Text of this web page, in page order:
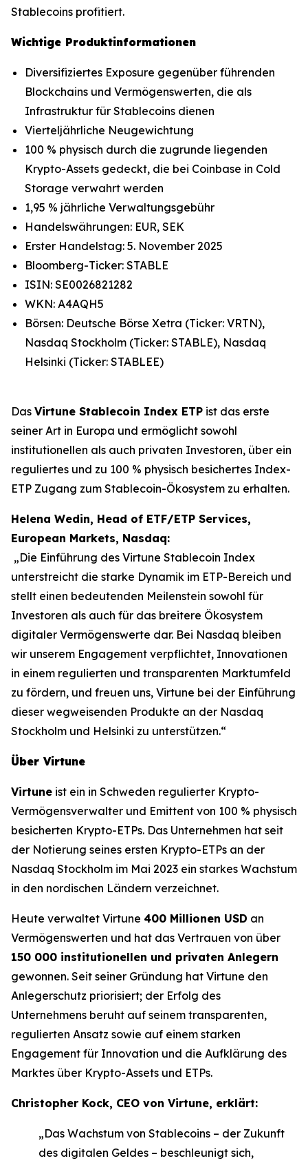
Stablecoins profitiert.
Wichtige Produktinformationen
Diversifiziertes Exposure gegenüber führenden
Blockchains und Vermögenswerten, die als
Infrastruktur für Stablecoins dienen
Vierteljährliche Neugewichtung
100 % physisch durch die zugrunde liegenden
Krypto-Assets gedeckt, die bei Coinbase in Cold
Storage verwahrt werden
1,95 % jährliche Verwaltungsgebühr
Handelswährungen: EUR, SEK
Erster Handelstag: 5. November 2025
Bloomberg-Ticker: STABLE
ISIN: SE0026821282
WKN: A4AQH5
Börsen: Deutsche Börse Xetra (Ticker: VRTN),
Nasdaq Stockholm (Ticker: STABLE), Nasdaq
Helsinki (Ticker: STABLEE)
Das Virtune Stablecoin Index ETP ist das erste
seiner Art in Europa und ermöglicht sowohl
institutionellen als auch privaten Investoren, über ein
reguliertes und zu 100 % physisch besichertes Index-
ETP Zugang zum Stablecoin-Ökosystem zu erhalten.
Helena Wedin, Head of ETF/ETP Services,
European Markets, Nasdaq:
„Die Einführung des Virtune Stablecoin Index
unterstreicht die starke Dynamik im ETP-Bereich und
stellt einen bedeutenden Meilenstein sowohl für
Investoren als auch für das breitere Ökosystem
digitaler Vermögenswerte dar. Bei Nasdaq bleiben
wir unserem Engagement verpflichtet, Innovationen
in einem regulierten und transparenten Marktumfeld
zu fördern, und freuen uns, Virtune bei der Einführung
dieser wegweisenden Produkte an der Nasdaq
Stockholm und Helsinki zu unterstützen.“
Über Virtune
Virtune ist ein in Schweden regulierter Krypto-
Vermögensverwalter und Emittent von 100 % physisch
besicherten Krypto-ETPs. Das Unternehmen hat seit
der Notierung seines ersten Krypto-ETPs an der
Nasdaq Stockholm im Mai 2023 ein starkes Wachstum
in den nordischen Ländern verzeichnet.
Heute verwaltet Virtune 400 Millionen USD an
Vermögenswerten und hat das Vertrauen von über
150 000 institutionellen und privaten Anlegern
gewonnen. Seit seiner Gründung hat Virtune den
Anlegerschutz priorisiert; der Erfolg des
Unternehmens beruht auf seinem transparenten,
regulierten Ansatz sowie auf einem starken
Engagement für Innovation und die Aufklärung des
Marktes über Krypto-Assets und ETPs.
Christopher Kock, CEO von Virtune, erklärt:
„Das Wachstum von Stablecoins – der Zukunft
des digitalen Geldes – beschleunigt sich,